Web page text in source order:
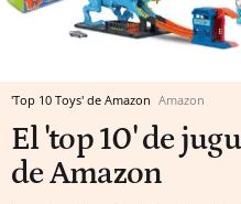
'Top 10 Toys' de Amazon Amazon
El 'top 10' de
de Amazon